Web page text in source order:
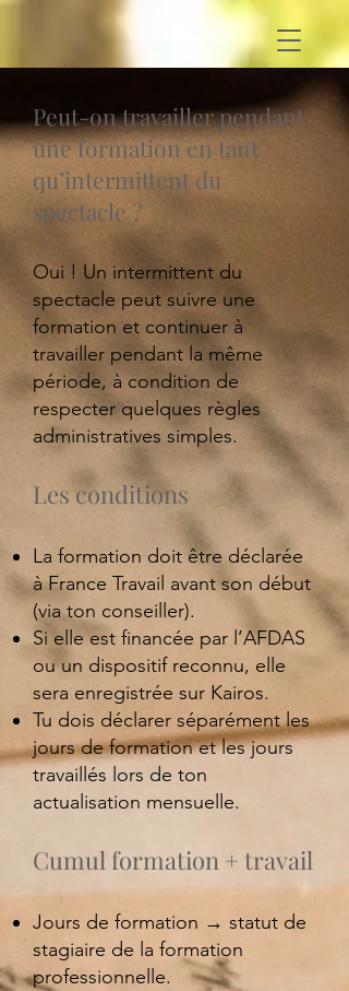
Peut-on travailler pendant
une formation en tant
qu’intermittent du
spectacle ?
Oui ! Un intermittent du
spectacle peut suivre une
formation et continuer à
travailler pendant la même
période, à condition de
respecter quelques règles
administratives simples.
Les conditions
La formation doit être déclarée
à France Travail avant son début
(via ton conseiller).
Si elle est financée par l’AFDAS
ou un dispositif reconnu, elle
sera enregistrée sur Kairos.
Tu dois déclarer séparément les
jours de formation et les jours
travaillés lors de ton
actualisation mensuelle.
Cumul formation + travail
Jours de formation → statut de
stagiaire de la formation
professionnelle.